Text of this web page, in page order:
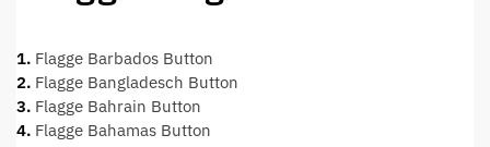
1. Flagge Barbados Button
2. Flagge Bangladesch Button
3. Flagge Bahrain Button
4. Flagge Bahamas Button